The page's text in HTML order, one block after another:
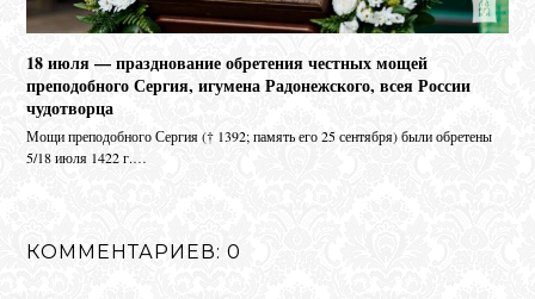
18 июля — празднование обретения честных мощей
преподобного Сергия, игумена Радонежского, всея России
чудотворца
Мо­щи пре­по­доб­но­го Сер­гия († 1392; па­мять его 25 сен­тяб­ря) бы­ли об­ре­те­ны
5/18 июля 1422 г.…
КОММЕНТАРИЕВ: 0